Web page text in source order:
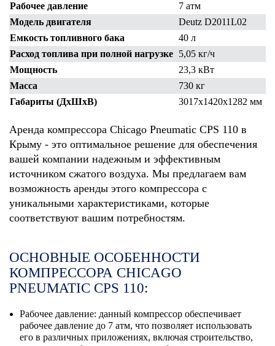
Рабочее давление
7 атм
Модель двигателя
Deutz D2011L02
Емкость топливного бака
40 л
Расход топлива при полной нагрузке 5,05 кг/ч
Мощность
23,3 кВт
Масса
730 кг
Габариты (ДхШхВ)
3017х1420х1282 мм
Аренда компрессора Chicago Pneumatic CPS 110 в
Крыму - это оптимальное решение для обеспечения
вашей компании надежным и эффективным
источником сжатого воздуха. Мы предлагаем вам
возможность аренды этого компрессора с
уникальными характеристиками, которые
соответствуют вашим потребностям.
ОСНОВНЫЕ ОСОБЕННОСТИ
КОМПРЕССОРА CHICAGO
PNEUMATIC CPS 110:
Рабочее давление: данный компрессор обеспечивает
рабочее давление до 7 атм, что позволяет использовать
его в различных приложениях, включая строительство,